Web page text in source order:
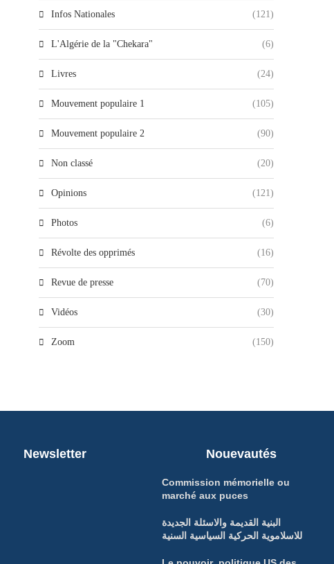
Infos Nationales (121)
L'Algérie de la "Chekara" (6)
Livres (24)
Mouvement populaire 1 (105)
Mouvement populaire 2 (90)
Non classé (20)
Opinions (121)
Photos (6)
Révolte des opprimés (16)
Revue de presse (70)
Vidéos (30)
Zoom (150)
Newsletter Nouevautés
Commission mémorielle ou
marché aux puces
البنية القديمة والاسئلة الجديدة
للاسلاموية الحركية السياسية السنية